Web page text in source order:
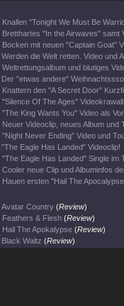
Knallen "Tonight We Must Be
Bretthartes "In the Airwaves" samt
Bocken mit neuen "Captain Goat"
Werden die Welt retten. Video und
Weltrettungsalbum und blutiges
Der "etwas andere"
Knattern den "A Secret Door"
"Silence Of The Ages" Videokrawall
"The King Wants You" Video als
Neuer Videoclip, neues Album und
"Night Never Ending" Video und
"The Eagle Has Landed" Videoclip!
"The Eagle Has Landed" Single im
Cooler neue Clip und Albuminfos
Hauen ersten "Hail The
Avatar Country (Review)
Feathers & Flesh (Review)
Hail The Apokalypse (Review)
Black Waltz (Review)